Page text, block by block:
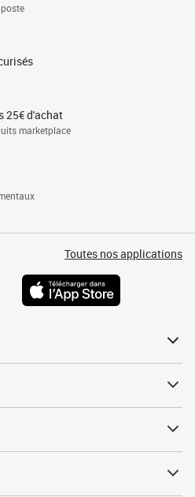
25€ d'achat
marketplace
Toutes nos applications